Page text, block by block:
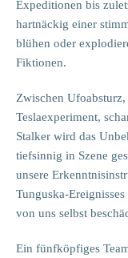
Expeditionen bis
hartnäckig einer
blühen oder
Fiktionen.
Zwischen
Teslaexperiment,
Stalker wird das
tiefsinnig in Szene
unsere
Tunguska-
von uns selbst
Ein fünfköpfiges